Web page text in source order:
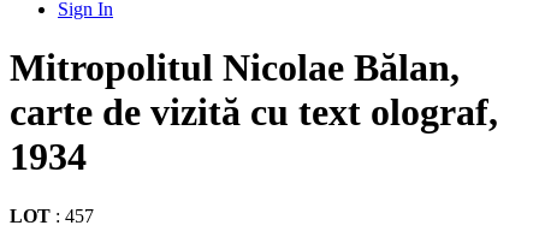
Sign In
Mitropolitul Nicolae Bălan,
carte de vizită cu text olograf,
1934
LOT : 457